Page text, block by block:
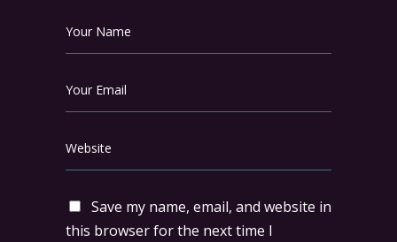
Save my name, email, and website in
this browser for the next time I